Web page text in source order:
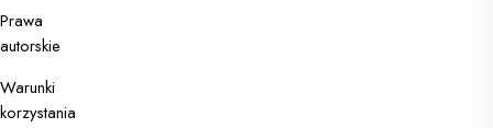
zaufany
Prawa
autorskie
Warunki
korzystania